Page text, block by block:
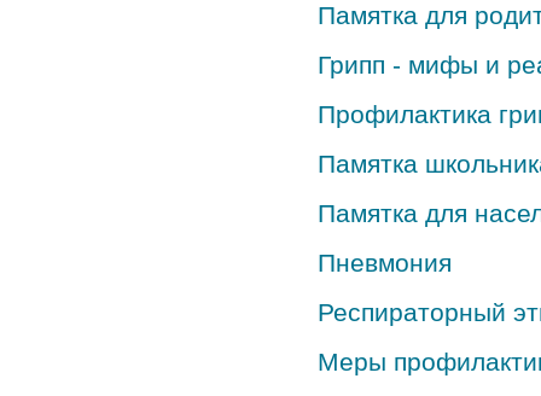
Памятка для
Грипп - мифы и
Профилактика
Памятка
Памятка для
Пневмония
Респираторный
Меры